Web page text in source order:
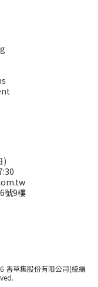
)
號9樓
草集股份有限公司(統編